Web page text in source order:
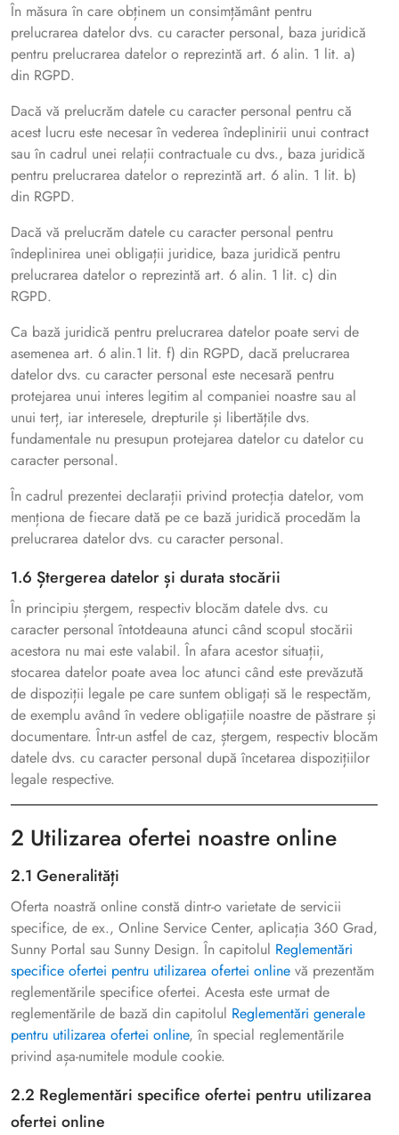
În măsura în care obținem un consimțământ pentru
prelucrarea datelor dvs. cu caracter personal, baza juridică
pentru prelucrarea datelor o reprezintă art. 6 alin. 1 lit. a)
din RGPD.
Dacă vă prelucrăm datele cu caracter personal pentru că
acest lucru este necesar în vederea îndeplinirii unui contract
sau în cadrul unei relații contractuale cu dvs., baza juridică
pentru prelucrarea datelor o reprezintă art. 6 alin. 1 lit. b)
din RGPD.
Dacă vă prelucrăm datele cu caracter personal pentru
îndeplinirea unei obligații juridice, baza juridică pentru
prelucrarea datelor o reprezintă art. 6 alin. 1 lit. c) din
RGPD.
Ca bază juridică pentru prelucrarea datelor poate servi de
asemenea art. 6 alin.1 lit. f) din RGPD, dacă prelucrarea
datelor dvs. cu caracter personal este necesară pentru
protejarea unui interes legitim al companiei noastre sau al
unui terț, iar interesele, drepturile și libertățile dvs.
fundamentale nu presupun protejarea datelor cu datelor cu
caracter personal.
În cadrul prezentei declarații privind protecția datelor, vom
menționa de fiecare dată pe ce bază juridică procedăm la
prelucrarea datelor dvs. cu caracter personal.
1.6 Ștergerea datelor și durata stocării
În principiu ștergem, respectiv blocăm datele dvs. cu
caracter personal întotdeauna atunci când scopul stocării
acestora nu mai este valabil. În afara acestor situații,
stocarea datelor poate avea loc atunci când este prevăzută
de dispoziții legale pe care suntem obligați să le respectăm,
de exemplu având în vedere obligațiile noastre de păstrare și
documentare. Într-un astfel de caz, ștergem, respectiv blocăm
datele dvs. cu caracter personal după încetarea dispozițiilor
legale respective.
2 Utilizarea ofertei noastre online
2.1 Generalități
Oferta noastră online constă dintr-o varietate de servicii
specifice, de ex., Online Service Center, aplicația 360 Grad,
Sunny Portal sau Sunny Design. În capitolul Reglementări
specifice ofertei pentru utilizarea ofertei online vă prezentăm
reglementările specifice ofertei. Acesta este urmat de
reglementările de bază din capitolul Reglementări generale
pentru utilizarea ofertei online, în special reglementările
privind așa-numitele module cookie.
2.2 Reglementări specifice ofertei pentru utilizarea
ofertei online